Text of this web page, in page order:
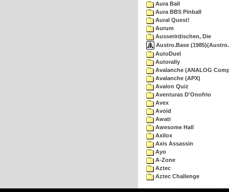
Aura Ball
Aura BBS Pinball
Aural Quest!
Aurum
Ausserirdischen, Die
Austro.Base
AutoDuel
Autorally
Avalanche (ANALOG
Avalanche (APX)
Avalon Quiz
Aventuras D'Onofrio
Avex
Avoid
Awati
Awesome Hall
Axilox
Axis Assassin
Ayo
A-Zone
Aztec
Aztec Challenge